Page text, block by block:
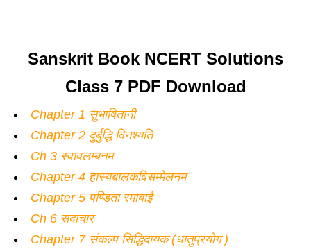
Sanskrit Book NCERT Solutions
Class 7 PDF Download
Chapter 1 सुभाषितानी
Chapter 2 दुर्बुद्धि विनश्यति
Ch 3 स्वावलम्बनम
Chapter 4 हास्यबालकविसम्मेलनम
Chapter 5 पण्डिता रमाबाई
Ch 6 सदाचार
Chapter 7 संकल्प सिद्धिदायक (धातुप्रयोग )